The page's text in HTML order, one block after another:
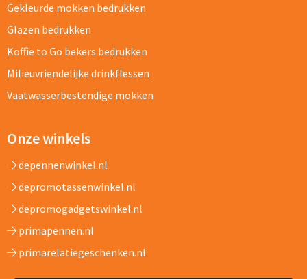
Gekleurde mokken bedrukken
Glazen bedrukken
Koffie to Go bekers bedrukken
Milieuvriendelijke drinkflessen
Vaatwasserbestendige mokken
Onze winkels
depennenwinkel.nl
depromotassenwinkel.nl
depromogadgetswinkel.nl
primapennen.nl
primarelatiegeschenken.nl